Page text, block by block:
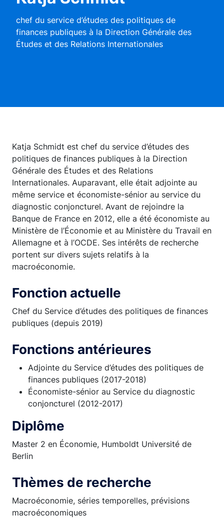
chef du service d’études des politiques de
finances publiques à la Direction Générale des
Études et des Relations Internationales
Katja Schmidt est chef du service d’études des
politiques de finances publiques à la Direction
Générale des Études et des Relations
Internationales. Auparavant, elle était adjointe au
même service et économiste-sénior au service du
diagnostic conjoncturel. Avant de rejoindre la
Banque de France en 2012, elle a été économiste au
Ministère de l’Économie et au Ministère du Travail en
Allemagne et à l’OCDE. Ses intérêts de recherche
portent sur divers sujets relatifs à la
macroéconomie.
Fonction actuelle
Chef du Service d’études des politiques de finances
publiques (depuis 2019)
Fonctions antérieures
Adjointe du Service d’études des politiques de
finances publiques (2017-2018)
Économiste-sénior au Service du diagnostic
conjoncturel (2012-2017)
Diplôme
Master 2 en Économie, Humboldt Université de
Berlin
Thèmes de recherche
Macroéconomie, séries temporelles, prévisions
macroéconomiques